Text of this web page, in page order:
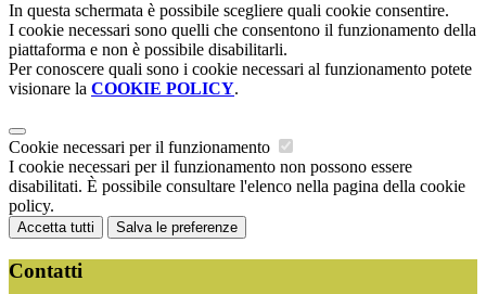
In questa schermata è possibile scegliere quali cookie consentire.
I cookie necessari sono quelli che consentono il funzionamento della
piattaforma e non è possibile disabilitarli.
Per conoscere quali sono i cookie necessari al funzionamento potete
visionare la COOKIE POLICY.
Cookie necessari per il funzionamento
I cookie necessari per il funzionamento non possono essere
disabilitati. È possibile consultare l'elenco nella pagina della cookie
policy.
Accetta tutti Salva le preferenze
Contatti